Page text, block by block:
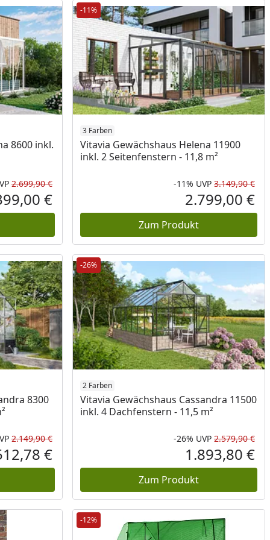
8600 inkl.
Rabatt in Prozent
Ursprünglicher Preis
2.699,90 €
Aktueller Preis
€
-11%
3 Farben
Vitavia Gewächshaus Helena 11900
inkl. 2 Seitenfenstern - 11,8 m²
-11% UVP 3.149,90 €
2.799,00 €
Zum Produkt
8300
Rabatt in Prozent
Ursprünglicher Preis
2.149,90 €
Aktueller Preis
€
-26%
2 Farben
Vitavia Gewächshaus Cassandra 11500
inkl. 4 Dachfenstern - 11,5 m²
-26% UVP 2.579,90 €
1.893,80 €
Zum Produkt
-12%